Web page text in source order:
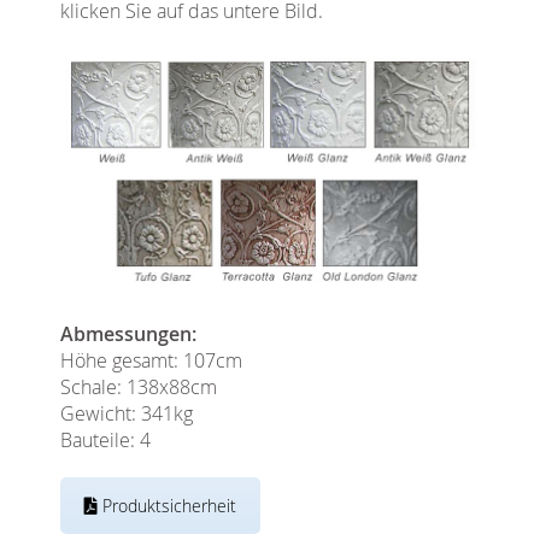
klicken Sie auf das untere Bild.
Abmessungen:
Höhe gesamt: 107cm
Schale: 138x88cm
Gewicht: 341kg
Bauteile: 4
Produktsicherheit